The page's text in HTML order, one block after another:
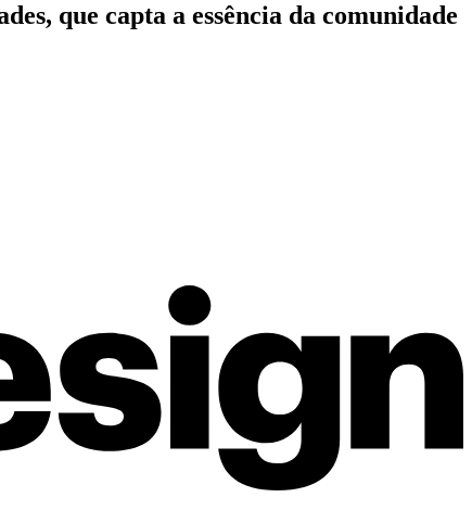
que capta a essência da comunidade